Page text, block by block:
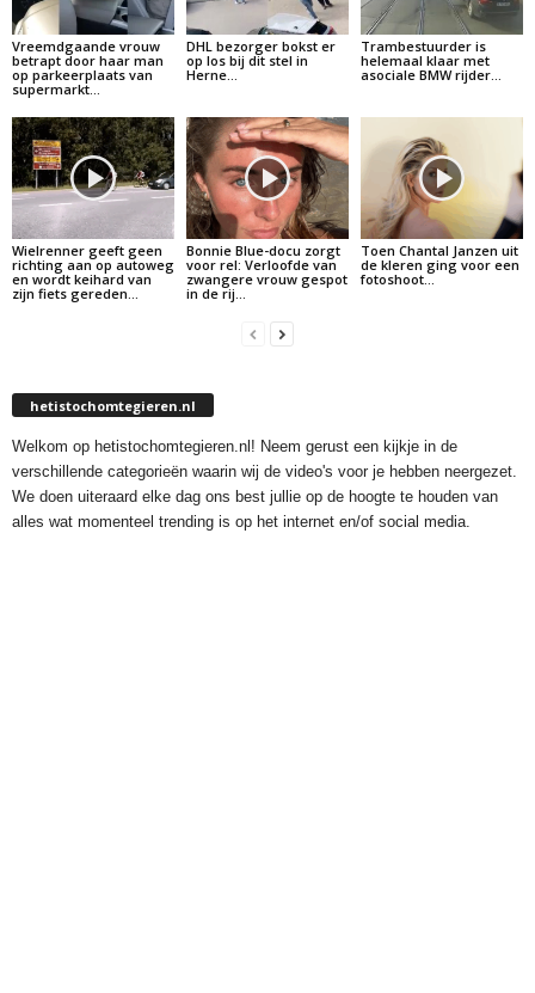
Vreemdgaande vrouw
betrapt door haar man
op parkeerplaats van
supermarkt…
DHL bezorger bokst er
op los bij dit stel in
Herne…
Trambestuurder is
helemaal klaar met
asociale BMW rijder…
Wielrenner geeft geen
richting aan op autoweg
en wordt keihard van
zijn fiets gereden…
Bonnie Blue-docu zorgt
voor rel: Verloofde van
zwangere vrouw gespot
in de rij…
Toen Chantal Janzen uit
de kleren ging voor een
fotoshoot…
hetistochomtegieren.nl
Welkom op hetistochomtegieren.nl! Neem gerust een kijkje in de
verschillende categorieën waarin wij de video's voor je hebben neergezet.
We doen uiteraard elke dag ons best jullie op de hoogte te houden van
alles wat momenteel trending is op het internet en/of social media.